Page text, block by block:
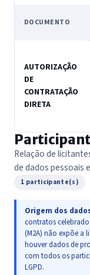
DOCUMENTO
AUTORIZAÇÃO
DE
CONTRATAÇÃO
DIRETA
Relação de
de dados pessoais
1 participante(s)
Origem dos
contratos
(M2A) não expõe a
houver dados de
com todos os
LGPD.